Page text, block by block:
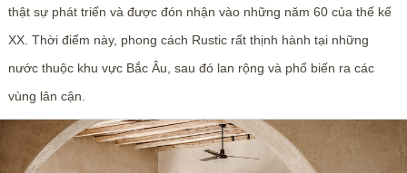
thật sự phát triển và được đón nhận vào những năm 60 của thế kế
XX. Thời điểm này, phong cách Rustic rất thịnh hành tại những
nước thuộc khu vực Bắc Âu, sau đó lan rộng và phổ biến ra các
vùng lân cận.